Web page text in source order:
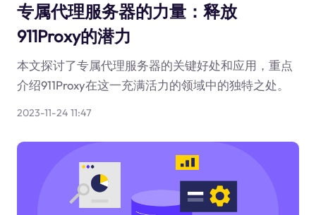
专属代理服务器的力量：释放
911Proxy的潜力
本文探讨了专属代理服务器的关键好处和应用，重点
介绍911Proxy在这一充满活力的领域中的独特之处。
2023-11-24 11:47